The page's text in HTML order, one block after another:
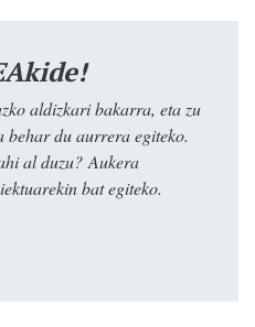
aldizkari bakarra, eta zu
behar du aurrera egiteko.
al duzu? Aukera
bat egiteko.